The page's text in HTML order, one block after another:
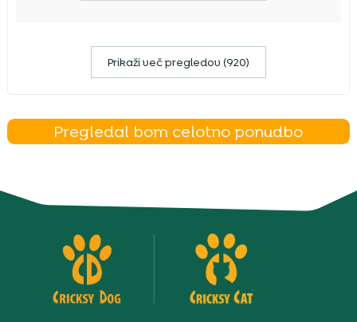
Prikaži več pregledov (920)
Pregledal bom celotno ponudbo